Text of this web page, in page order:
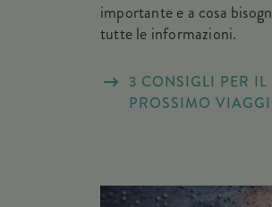
importante e a cosa
tutte le informazioni.
3 CONSIGLI PER IL
PROSSIMO